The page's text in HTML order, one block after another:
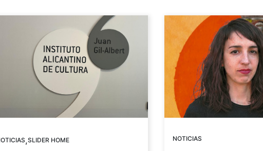
,SLIDER HOME NOTICIAS